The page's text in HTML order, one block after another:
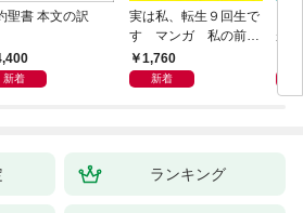
聖書 本文の訳
新着
実は私、転生９回生で
す マンガ 私の前世
物語1,760
新着
が
ランキング